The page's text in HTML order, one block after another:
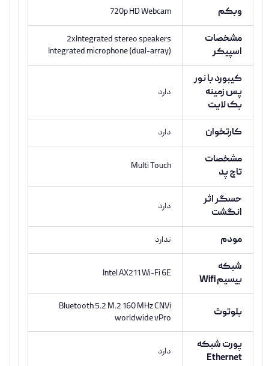
وبکم 720p HD Webcam
مشخصات
اسپیکر
2xIntegrated stereo speakers
Integrated microphone (dual-array)
کیبورد با نور
پس زمینه
بک لایت
دارد
کارتخوان دارد
مشخصات
تاچ پد
Multi Touch
حسگر اثر
انگشت
دارد
مودم ندارد
شبکه
بیسیم Wifi
Intel AX211 Wi-Fi 6E
بلوتوث
Bluetooth 5.2 M.2 160 MHz CNVi
worldwide vPro
پورت شبکه
Ethernet
دارد